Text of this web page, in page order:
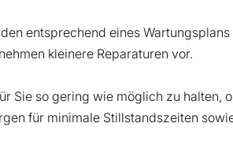
entsprechend eines
kleinere Reparaturen vor.
Sie so gering wie möglich zu
für minimale Stillstandszeiten